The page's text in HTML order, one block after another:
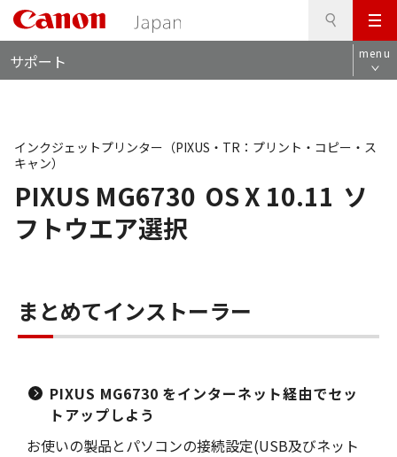
メ
ニ
ュ
サポート menu
PIXUS MG6730 OS X 10.11 ソ
フトウエア選択
インクジェットプリンター（PIXUS・TR：プリント・コピー・ス
キャン）
まとめてインストーラー
PIXUS MG6730 をインターネット経由でセッ
トアップしよう
お使いの製品とパソコンの接続設定(USB及びネット